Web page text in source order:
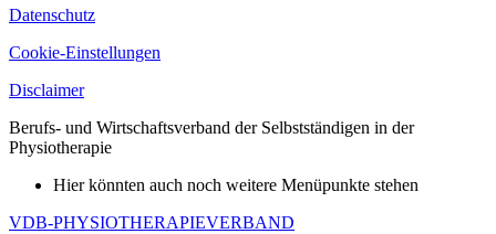
Datenschutz
Cookie-Einstellungen
Disclaimer
Berufs- und Wirtschaftsverband der Selbstständigen in der
Physiotherapie
Hier könnten auch noch weitere Menüpunkte stehen
VDB-PHYSIOTHERAPIEVERBAND